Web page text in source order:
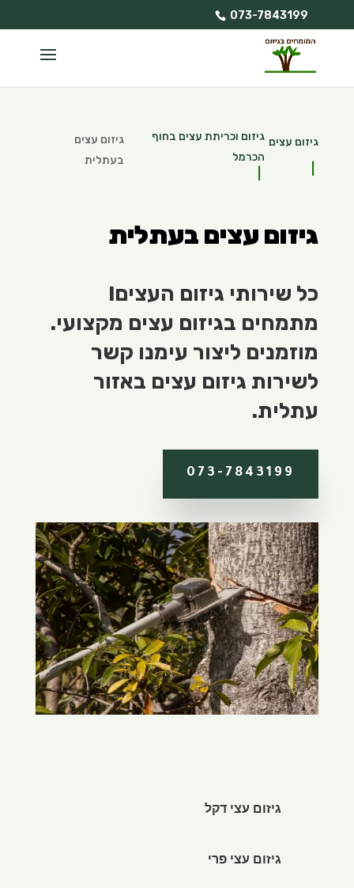
073-7843199
גיזום עצים גיזום וכריתת עצים בחוף
הכרמל
גיזום עצים
בעתלית
גיזום עצים בעתלית
כל שירותי גיזום העצים!
מתמחים בגיזום עצים מקצועי.
מוזמנים ליצור עימנו קשר
לשירות גיזום עצים באזור
עתלית.
073-7843199
גיזום עצי דקל
גיזום עצי פרי